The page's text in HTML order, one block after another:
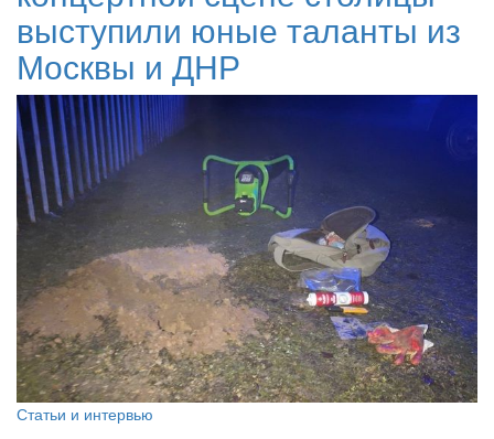
выступили юные таланты из
Москвы и ДНР
Статьи и интервью